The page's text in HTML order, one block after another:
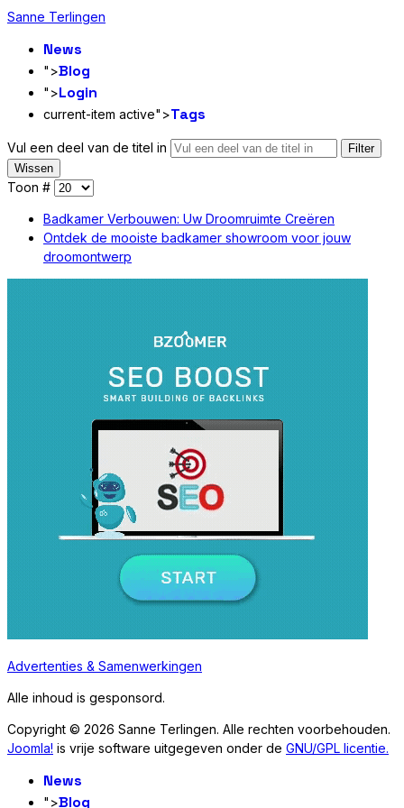
Sanne Terlingen
News
">Blog
">Login
current-item active">Tags
Vul een deel van de titel in
Filter
Wissen
Toon #
Badkamer Verbouwen: Uw Droomruimte Creëren
Ontdek de mooiste badkamer showroom voor jouw
droomontwerp
Advertenties & Samenwerkingen
Alle inhoud is gesponsord.
Copyright © 2026 Sanne Terlingen. Alle rechten voorbehouden.
Joomla! is vrije software uitgegeven onder de GNU/GPL licentie.
News
">Blog